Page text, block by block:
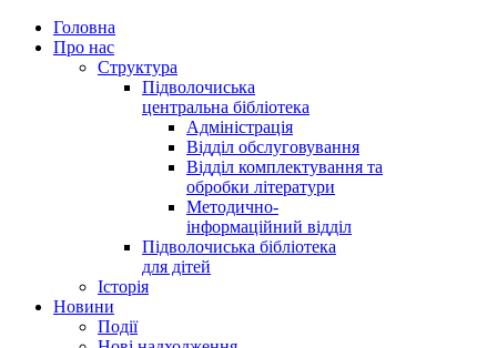
Головна
Про нас
Структура
Підволочиська
центральна бібліотека
Адміністрація
Відділ обслуговування
Відділ комплектування та
обробки літератури
Методично-
інформаційний відділ
Підволочиська бібліотека
для дітей
Історія
Новини
Події